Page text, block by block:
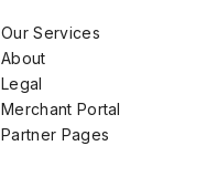
Our Services
About
Legal
Merchant Portal
Partner Pages